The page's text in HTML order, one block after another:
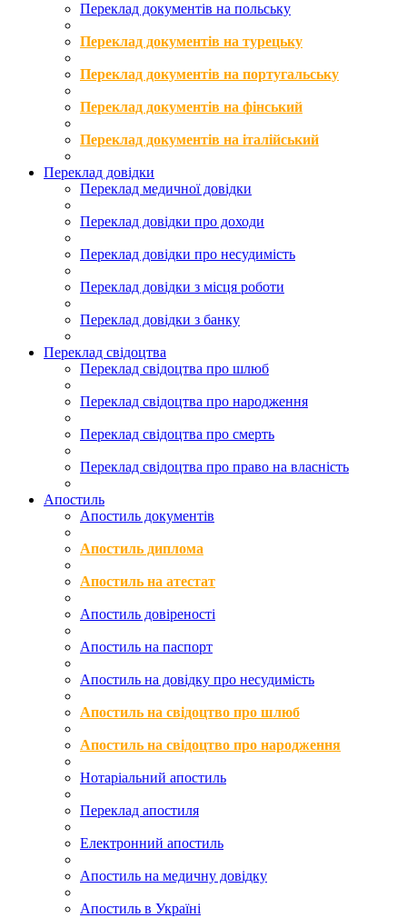
Переклад документів на польську
Переклад документів на турецьку
Переклад документів на португальську
Переклад документів на фінський
Переклад документів на італійський
Переклад довідки
Переклад медичної довідки
Переклад довідки про доходи
Переклад довідки про несудимість
Переклад довідки з місця роботи
Переклад довідки з банку
Переклад свідоцтва
Переклад свідоцтва про шлюб
Переклад свідоцтва про народження
Переклад свідоцтва про смерть
Переклад свідоцтва про право на власність
Апостиль
Апостиль документів
Апостиль диплома
Апостиль на атестат
Апостиль довіреності
Апостиль на паспорт
Апостиль на довідку про несудимість
Апостиль на свідоцтво про шлюб
Апостиль на свідоцтво про народження
Нотаріальний апостиль
Переклад апостиля
Електронний апостиль
Апостиль на медичну довідку
Апостиль в Україні